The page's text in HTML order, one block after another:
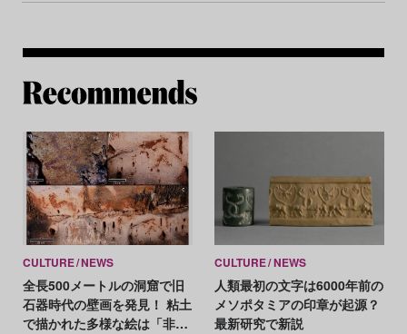
CULTURE NEWS
全長500メートルの洞窟で旧
石器時代の壁画を発見！ 粘土
で描かれた多様な絵は「非常
CULTURE NEWS
人類最初の文字は6000年前の
メソポタミアの印章が起源？
最新研究で新説